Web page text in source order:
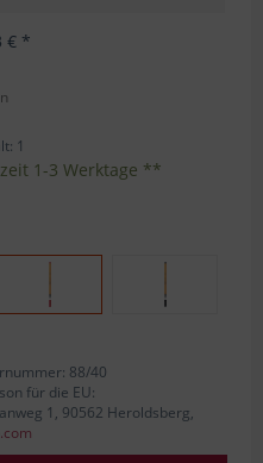
€ *
1
1-3 Werktage **
88/40
für die EU:
1, 90562 Heroldsberg,